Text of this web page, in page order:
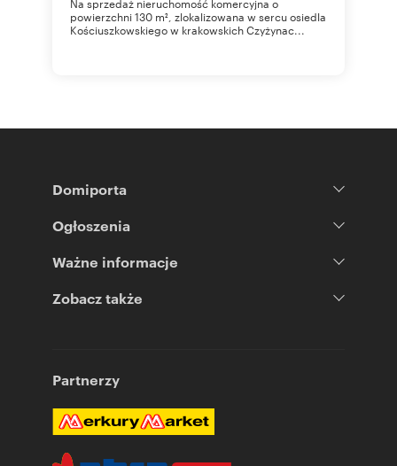
powierzchni 130 m², zlokalizowana w sercu osiedla
Kościuszkowskiego w krakowskich Czyżynac...
Domiporta
Ogłoszenia
Ważne informacje
Zobacz także
Partnerzy